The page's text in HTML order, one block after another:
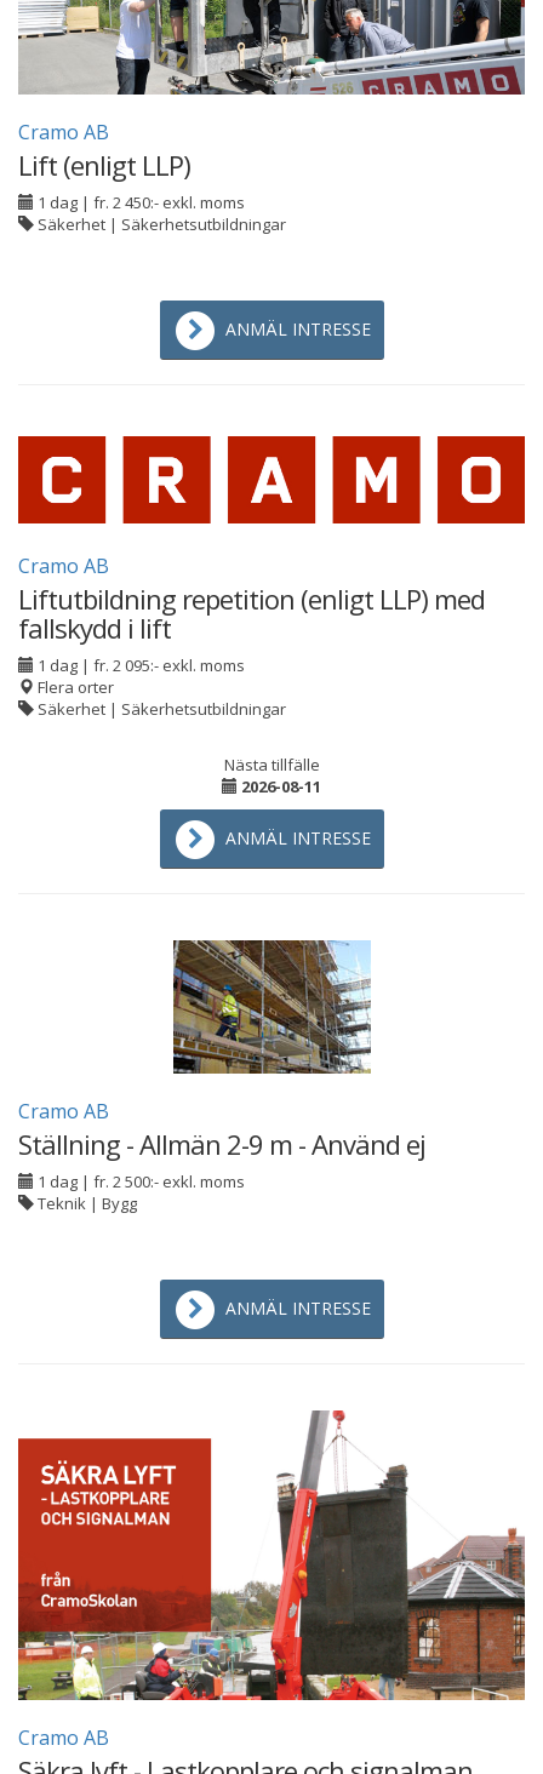
Cramo AB
Lift (enligt LLP)
1 dag | fr. 2 450:- exkl. moms
Säkerhet | Säkerhetsutbildningar
ANMÄL INTRESSE
Cramo AB
Liftutbildning repetition (enligt LLP) med
fallskydd i lift
1 dag | fr. 2 095:- exkl. moms
Flera orter
Säkerhet | Säkerhetsutbildningar
Nästa tillfälle
2026-08-11
ANMÄL INTRESSE
Cramo AB
Ställning - Allmän 2-9 m - Använd ej
1 dag | fr. 2 500:- exkl. moms
Teknik | Bygg
ANMÄL INTRESSE
Cramo AB